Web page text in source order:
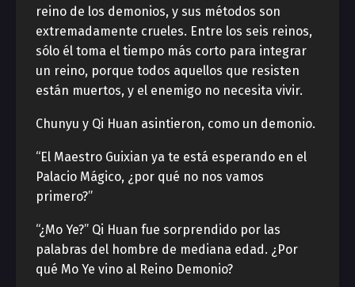
reino de los demonios, y sus métodos son
extremadamente crueles. Entre los seis reinos,
sólo él toma el tiempo más corto para integrar
un reino, porque todos aquellos que resisten
están muertos, y el enemigo no necesita vivir.
Chunyu y Qi Huan asintieron, como un demonio.
“El Maestro Guixian ya te está esperando en el
Palacio Mágico, ¿por qué no nos vamos
primero?”
“¿Mo Ye?” Qi Huan fue sorprendido por las
palabras del hombre de mediana edad. ¿Por
qué Mo Ye vino al Reino Demonio?